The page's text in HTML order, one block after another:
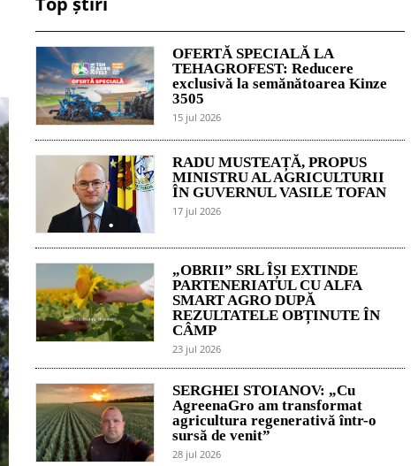
OFERTĂ SPECIALĂ LA
TEHAGROFEST: Reducere
exclusivă la semănătoarea Kinze
3505
15 jul 2026
RADU MUSTEAȚĂ, PROPUS
MINISTRU AL AGRICULTURII
ÎN GUVERNUL VASILE TOFAN
17 jul 2026
„OBRII” SRL ÎȘI EXTINDE
PARTENERIATUL CU ALFA
SMART AGRO DUPĂ
REZULTATELE OBȚINUTE ÎN
CÂMP
23 jul 2026
SERGHEI STOIANOV: „Cu
AgreenaGro am transformat
agricultura regenerativă într-o
sursă de venit”
28 jul 2026